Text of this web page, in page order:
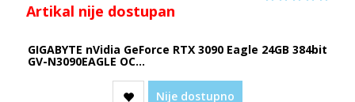
Artikal nije dostupan
GIGABYTE nVidia GeForce RTX 3090 Eagle 24GB 384bit
GV-N3090EAGLE OC...
Nije dostupno